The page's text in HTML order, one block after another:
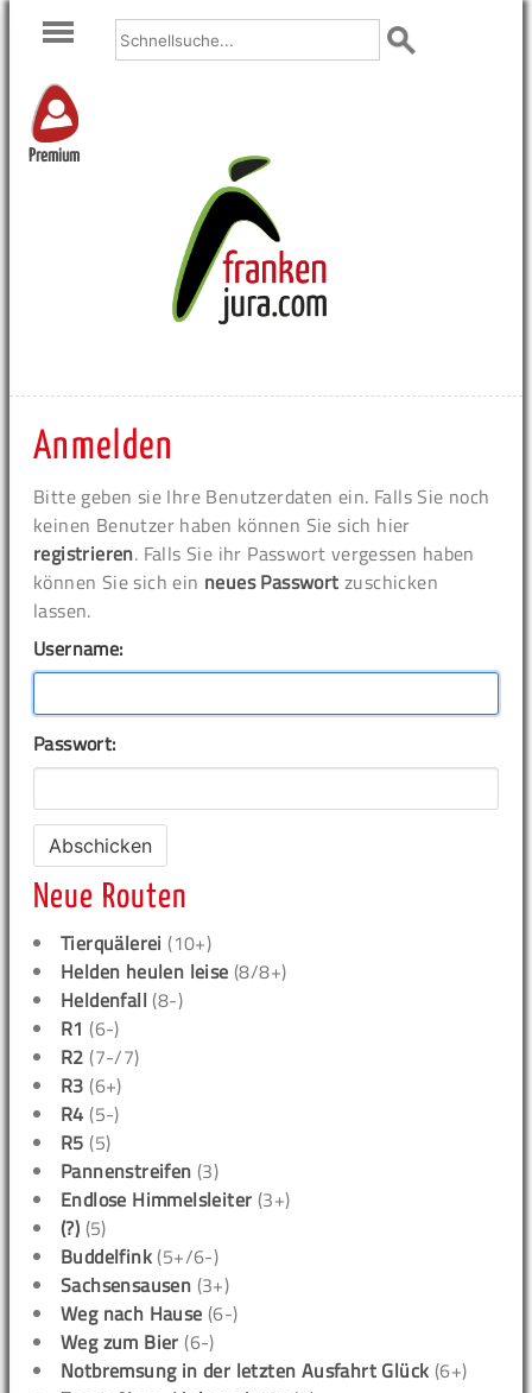
Premium
Anmelden
Bitte geben sie Ihre Benutzerdaten ein. Falls Sie noch
keinen Benutzer haben können Sie sich hier
registrieren. Falls Sie ihr Passwort vergessen haben
können Sie sich ein neues Passwort zuschicken
lassen.
Username:
Passwort:
Neue Routen
Tierquälerei (10+)
Helden heulen leise (8/8+)
Heldenfall (8-)
R1 (6-)
R2 (7-/7)
R3 (6+)
R4 (5-)
R5 (5)
Pannenstreifen (3)
Endlose Himmelsleiter (3+)
(?) (5)
Buddelfink (5+/6-)
Sachsensausen (3+)
Weg nach Hause (6-)
Weg zum Bier (6-)
Notbremsung in der letzten Ausfahrt Glück (6+)